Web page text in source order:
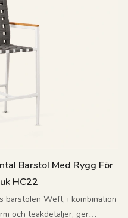
Barstol Med Rygg För
HC22
barstolen Weft, i kombination
och teakdetaljer, ger